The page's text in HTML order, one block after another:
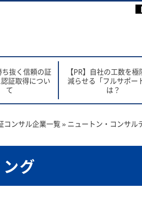
抜く信頼の証
証取得につい
て
【PR】自社の工数を極
減らせる「フルサポー
は？
コンサル企業一覧» ニュートン・コンサル
グ